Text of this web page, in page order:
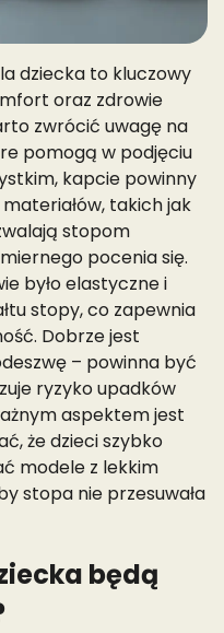
dziecka to kluczowy
oraz zdrowie
zwrócić uwagę na
pomogą w podjęciu
kapcie powinny
takich jak
stopom
pocenia się.
było elastyczne i
stopy, co zapewnia
Dobrze jest
– powinna być
ryzyko upadków
aspektem jest
że dzieci szybko
modele z lekkim
stopa nie przesuwała
będą